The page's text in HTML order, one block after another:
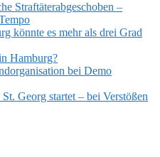
Straftäterabgeschoben –
könnte es mehr als drei Grad
Hamburg?
bei Demo
Georg startet – bei Verstößen